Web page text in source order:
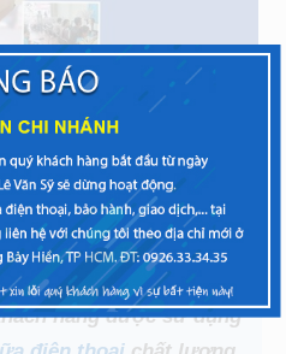
khi đến đây
tâm sửa chữa điện thoại
Chí Minh và Hà Nội.
hàng được sử dụng